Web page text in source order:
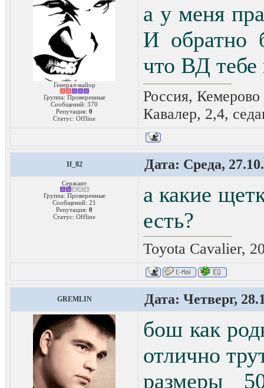
Генерал-майор
Группа: Проверенные
Сообщений: 370
Репутация: 0
Статус: Offline
а у меня
И обратно
что ВД
Россия, Кемерово
Кавалер, 2,4,
If_82 Дата: Среда,
Сержант
Группа: Проверенные
Сообщений: 21
Репутация: 0
Статус: Offline
а какие
есть?
Toyota Cavalier,
GREMLIN Дата: Четверг,
бош как
отлично
размеры